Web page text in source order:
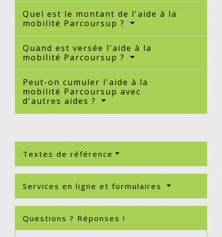
Quel est le montant de l'aide à la
mobilité Parcoursup ?
Quand est versée l'aide à la
mobilité Parcoursup ?
Peut-on cumuler l'aide à la
mobilité Parcoursup avec
d'autres aides ?
Textes de référence
Services en ligne et formulaires
Questions ? Réponses !